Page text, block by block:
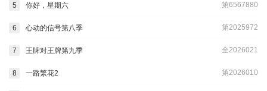
第6567880
5 你好，星期六
第2025972
6 心动的信号第八季
全2026021
7 王牌对王牌第九季
第2026010
8 一路繁花2